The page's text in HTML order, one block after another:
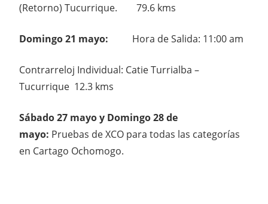
(Retorno) Tucurrique. 79.6 kms
Domingo 21 mayo: Hora de Salida: 11:00 am
Contrarreloj Individual: Catie Turrialba –
Tucurrique 12.3 kms
Sábado 27 mayo y Domingo 28 de
mayo: Pruebas de XCO para todas las categorías
en Cartago Ochomogo.